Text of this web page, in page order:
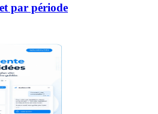
par période